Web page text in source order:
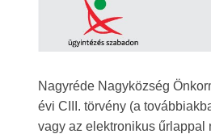
Nagyréde Nagyközség
évi CIII. törvény (a
vagy az elektronikus űrlappal